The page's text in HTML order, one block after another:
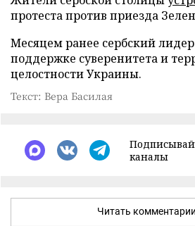
протеста против приезда
Месяцем ранее сербский лидер
поддержке суверенитета и
целостности Украины.
Текст: Вера Басилая
каналы
Читать комментарии